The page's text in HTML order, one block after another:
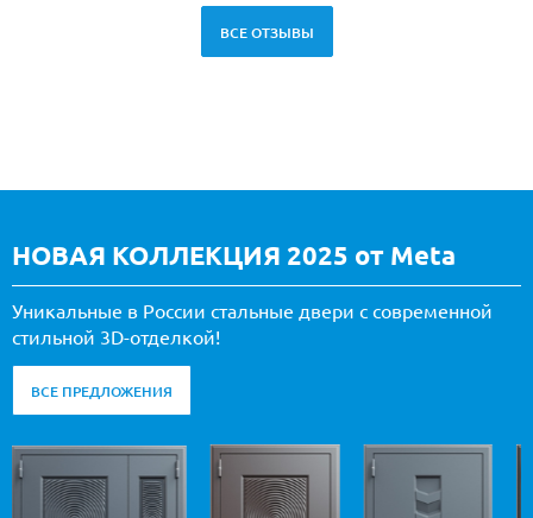
ВСЕ ОТЗЫВЫ
НОВАЯ КОЛЛЕКЦИЯ 2025 от Meta
Уникальные в России стальные двери с современной
стильной 3D-отделкой!
ВСЕ ПРЕДЛОЖЕНИЯ